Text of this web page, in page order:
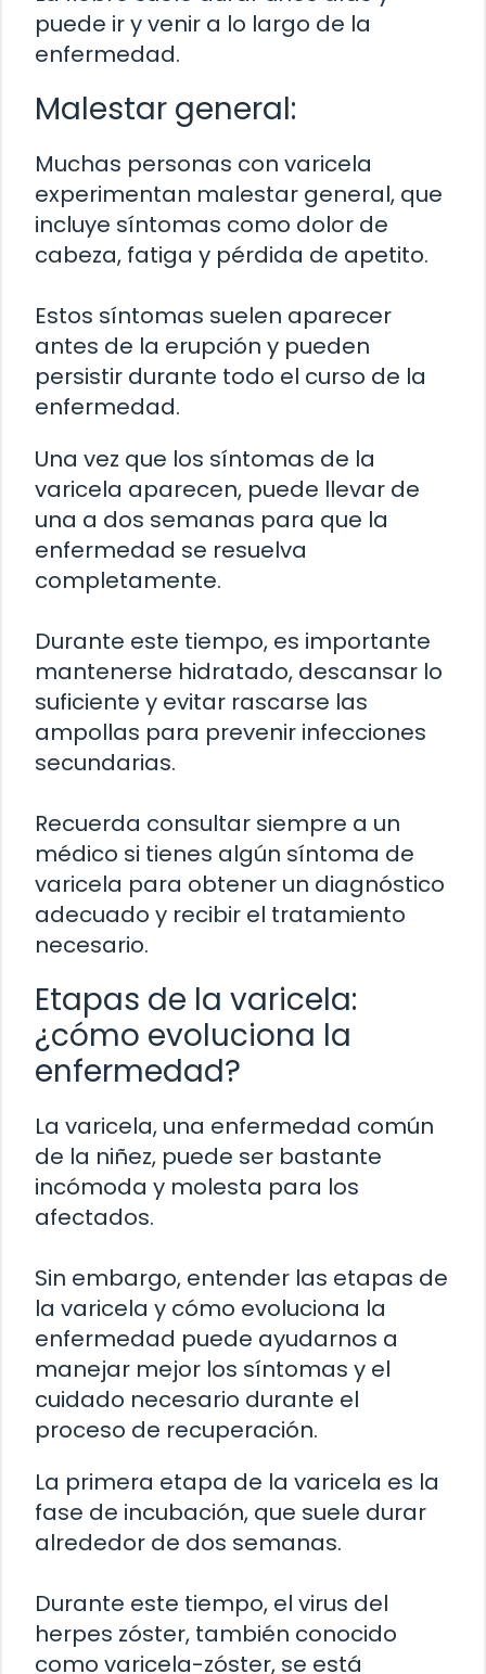
puede ir y venir a lo largo de la
enfermedad.
Malestar general:
Muchas personas con varicela
experimentan malestar general, que
incluye síntomas como dolor de
cabeza, fatiga y pérdida de apetito.
Estos síntomas suelen aparecer
antes de la erupción y pueden
persistir durante todo el curso de la
enfermedad.
Una vez que los síntomas de la
varicela aparecen, puede llevar de
una a dos semanas para que la
enfermedad se resuelva
completamente.
Durante este tiempo, es importante
mantenerse hidratado, descansar lo
suficiente y evitar rascarse las
ampollas para prevenir infecciones
secundarias.
Recuerda consultar siempre a un
médico si tienes algún síntoma de
varicela para obtener un diagnóstico
adecuado y recibir el tratamiento
necesario.
Etapas de la varicela:
¿cómo evoluciona la
enfermedad?
La varicela, una enfermedad común
de la niñez, puede ser bastante
incómoda y molesta para los
afectados.
Sin embargo, entender las etapas de
la varicela y cómo evoluciona la
enfermedad puede ayudarnos a
manejar mejor los síntomas y el
cuidado necesario durante el
proceso de recuperación.
La primera etapa de la varicela es la
fase de incubación, que suele durar
alrededor de dos semanas.
Durante este tiempo, el virus del
herpes zóster, también conocido
como varicela-zóster, se está